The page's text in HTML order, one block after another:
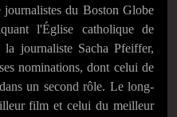
du Boston Globe
l'Église catholique de
journaliste Sacha Pfeiffer,
nominations, dont celui de
un second rôle. Le long-
film et celui du meilleur